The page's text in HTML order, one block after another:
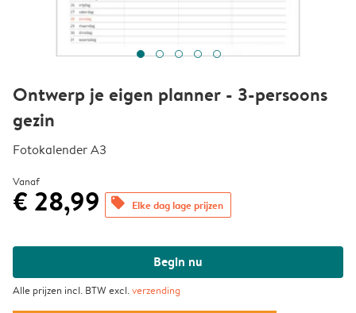
Ontwerp je eigen planner - 3-persoons
gezin
Fotokalender A3
Vanaf
€ 28,99 offers Elke dag lage prijzen
Begin nu
Alle prijzen incl. BTW excl.verzending